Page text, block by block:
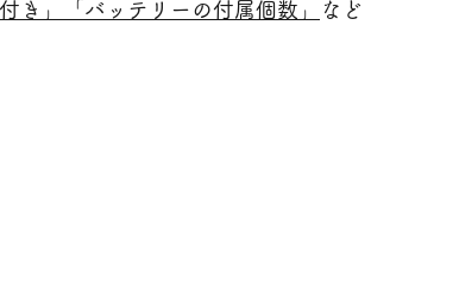
き」「バッテリーの付属個数」
など